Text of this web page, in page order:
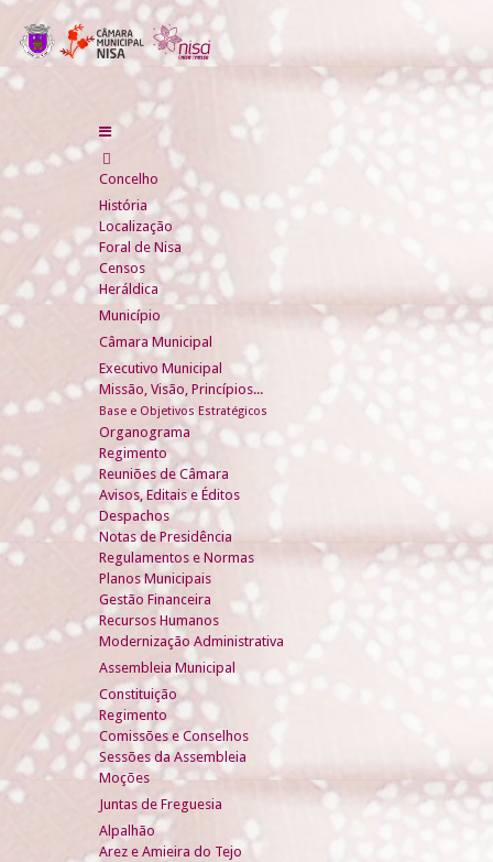
Concelho
História
Localização
Foral de Nisa
Censos
Heráldica
Município
Câmara Municipal
Executivo Municipal
Missão, Visão, Princípios...
Base e Objetivos Estratégicos
Organograma
Regimento
Reuniões de Câmara
Avisos, Editais e Éditos
Despachos
Notas de Presidência
Regulamentos e Normas
Planos Municipais
Gestão Financeira
Recursos Humanos
Modernização Administrativa
Assembleia Municipal
Constituição
Regimento
Comissões e Conselhos
Sessões da Assembleia
Moções
Juntas de Freguesia
Alpalhão
Arez e Amieira do Tejo